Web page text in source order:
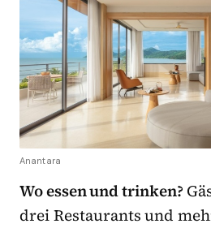
Anantara
Wo essen und trinken?
drei Restaurants und